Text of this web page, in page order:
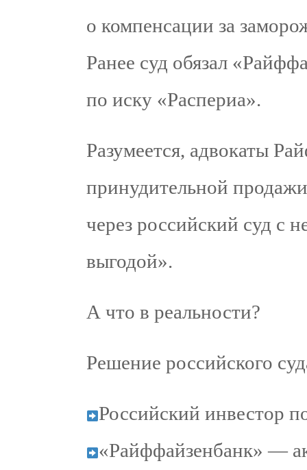
о компенсации за
Ранее суд обязал
по иску «Распериа».
Разумеется, адвокаты
принудительной
через российский суд с
выгодой».
А что в реальности?
Решение российского
Российский инвестор
«Райффайзенбанк» —